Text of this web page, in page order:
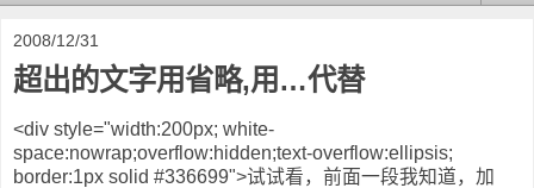
2008/12/31
超出的文字用省略,用…代替
<div style="width:200px; white-
space:nowrap;overflow:hidden;text-overflow:ellipsis;
border:1px solid #336699">试试看，前面一段我知道，加